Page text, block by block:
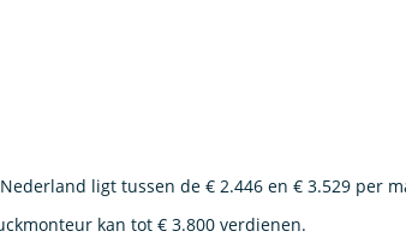
ligt tussen de € 2.446 en € 3.529 per
kan tot € 3.800 verdienen.